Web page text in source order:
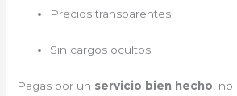
Precios transparentes
Sin cargos ocultos
Pagas por un servicio bien hecho ,